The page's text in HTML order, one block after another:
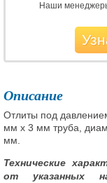
Наши
Описание
Отлиты под
мм x 3 мм труба,
мм.
Технические
от указанных